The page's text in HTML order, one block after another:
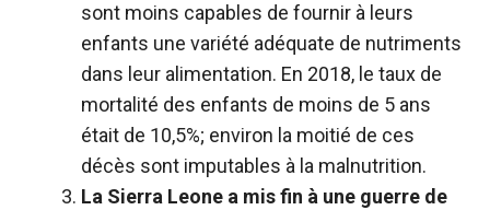
sont moins capables de fournir à leurs
enfants une variété adéquate de nutriments
dans leur alimentation. En 2018, le taux de
mortalité des enfants de moins de 5 ans
était de 10,5%; environ la moitié de ces
décès sont imputables à la malnutrition.
La Sierra Leone a mis fin à une guerre de